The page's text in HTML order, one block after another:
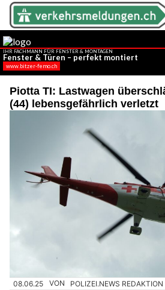
Piotta TI: Lastwagen
(44) lebensgefährlich verletzt
08.06.25 VON POLIZEI.NEWS REDAKTION